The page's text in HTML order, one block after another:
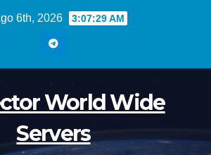
6th, 2026 3:07:29 AM
World Wide
Servers